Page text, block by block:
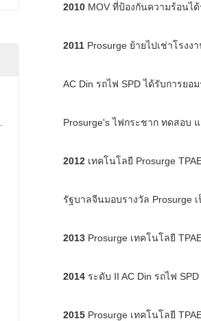
2010 MOV ที่ป้องกันความร้อนไ
2011 Prosurge ย้ายไปเช่าโรง
AC Din รถไฟ SPD ได้รับการยอ
Prosurge's ไฟกระชาก ทดสอบ
2012 เทคโนโลยี Prosurge
รัฐบาลจีนมอบรางวัล Prosurge
2013 Prosurge เทคโนโลยี
2014 ระดับ II AC Din รถไฟ
2015 Prosurge เทคโนโลยี